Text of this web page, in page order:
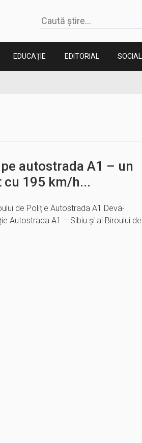
EDUCAȚIE EDITORIAL SOCIAL
autostrada A1 – un
195 km/h...
de Poliție Autostrada A1 Deva-
Autostrada A1 – Sibiu și ai Biroului de